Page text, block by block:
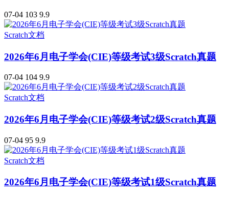
07-04 103 9.9
Scratch文档
2026年6月电子学会(CIE)等级考试3级Scratch真题
07-04 104 9.9
Scratch文档
2026年6月电子学会(CIE)等级考试2级Scratch真题
07-04 95 9.9
Scratch文档
2026年6月电子学会(CIE)等级考试1级Scratch真题